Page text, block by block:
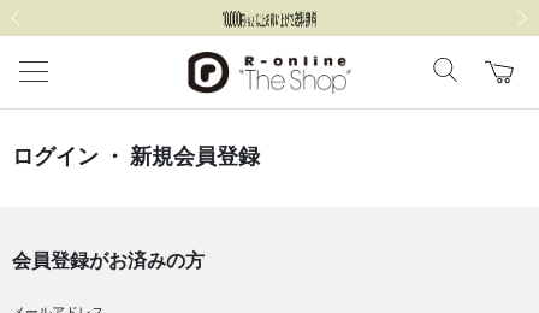
ログイン ・ 新規会員登録
会員登録がお済みの方